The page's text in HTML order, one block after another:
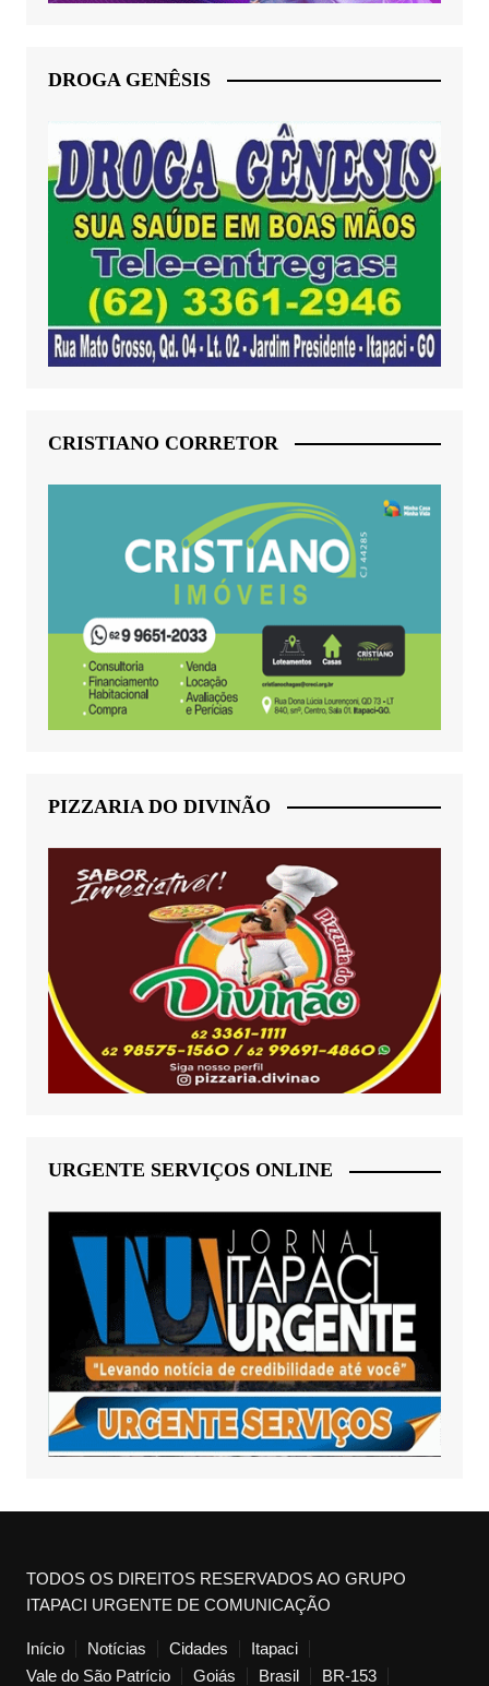
DROGA GENÊSIS
CRISTIANO CORRETOR
PIZZARIA DO DIVINÃO
URGENTE SERVIÇOS ONLINE
TODOS OS DIREITOS RESERVADOS AO GRUPO
ITAPACI URGENTE DE COMUNICAÇÃO
Início Notícias Cidades
Itapaci
Vale do São Patrício
Goiás Brasil BR-153